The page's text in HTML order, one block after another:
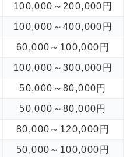
100,000～200,000円
100,000～400,000円
60,000～100,000円
100,000～300,000円
50,000～80,000円
50,000～80,000円
80,000～120,000円
50,000～100,000円